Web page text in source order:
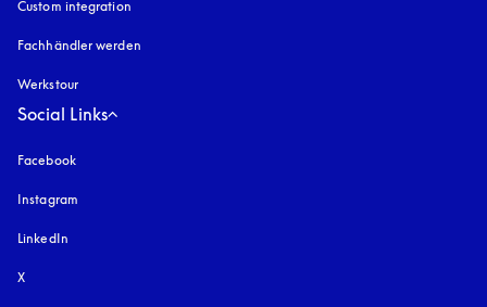
Custom integration
Fachhändler werden
Werkstour
Social Links
Facebook
Instagram
LinkedIn
X